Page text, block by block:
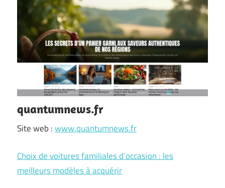
quantumnews.fr
Site web :www.quantumnews.fr
Choix de voitures familiales d’occasion : les
meilleurs modèles à acquérir